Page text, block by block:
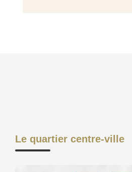
Le quartier centre-ville